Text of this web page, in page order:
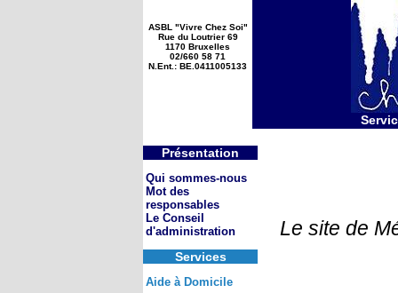
ASBL "Vivre Chez Soi"
Rue du Loutrier 69
1170 Bruxelles
02/660 58 71
N.Ent.: BE.0411005133
Présentation
Qui sommes-nous
Mot des
responsables
Le Conseil
d'administration
Services
Aide à Domicile
Le site de